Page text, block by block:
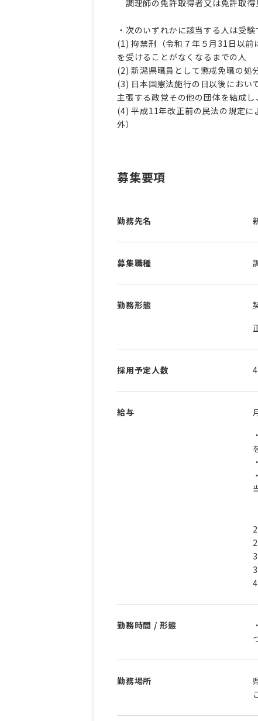
調理師の免許取得者又は免許取得
・次のいずれかに該当する人は受
(1) 拘禁刑（令和７年５月31日以
を受けることがなくなるまでの人
(2) 新潟県職員として懲戒免職の処
(3) 日本国憲法施行の日以後におい
主張する政党その他の団体を結成
(4) 平成11年改正前の民法の規定に
外）
募集要項
勤務先名
募集職種
勤務形態
採用予定人数
給与
勤務時間 / 形態
勤務場所